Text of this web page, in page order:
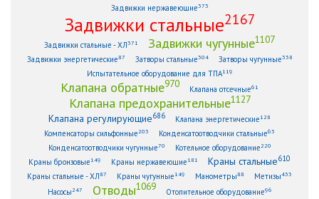
Задвижки нержавеющие373
Задвижки стальные2167
Задвижки стальные - ХЛ371 Задвижки чугунные1107
Задвижки энергетические87 Затворы стальные304 Затворы чугунные338
Испытательное оборудование для ТПА119
Клапана обратные970 Клапана отсечные61
Клапана предохранительные1127
Клапана регулирующие686 Клапана энергетические128
Компенсаторы сильфонные 203 Конденсатоотводчики стальные63
Конденсатоотводчики чугунные70 Котельное оборудование 220
Краны бронзовые149 Краны нержавеющие181 Краны стальные610
Краны стальные - ХЛ87 Краны чугунные149 Манометры88 Метизы433
Насосы 247 Отводы1069 Отопительное оборудование96